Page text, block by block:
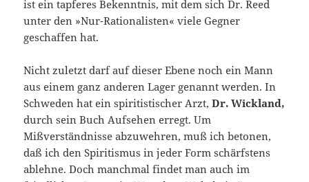
ist ein tapferes Bekenntnis, mit dem sich Dr. Reed
unter den »Nur-Rationalisten« viele Gegner
geschaffen hat.
Nicht zuletzt darf auf dieser Ebene noch ein Mann
aus einem ganz anderen Lager genannt werden. In
Schweden hat ein spiritistischer Arzt, Dr. Wickland,
durch sein Buch Aufsehen erregt. Um
Mißverständnisse abzuwehren, muß ich betonen,
daß ich den Spiritismus in jeder Form schärfstens
ablehne. Doch manchmal findet man auch im